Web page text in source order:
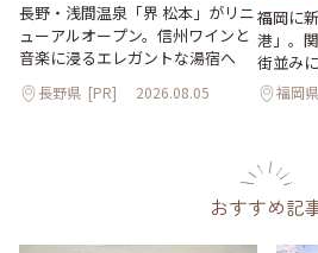
長野・浅間温泉「界 松本」がリニ
ューアルオープン。信州ワインと
音楽に浸るエレガントな湯宿へ
長野県 [PR] 2026.08.05
福岡に
港」。
街並み
福岡県
おすすめ記